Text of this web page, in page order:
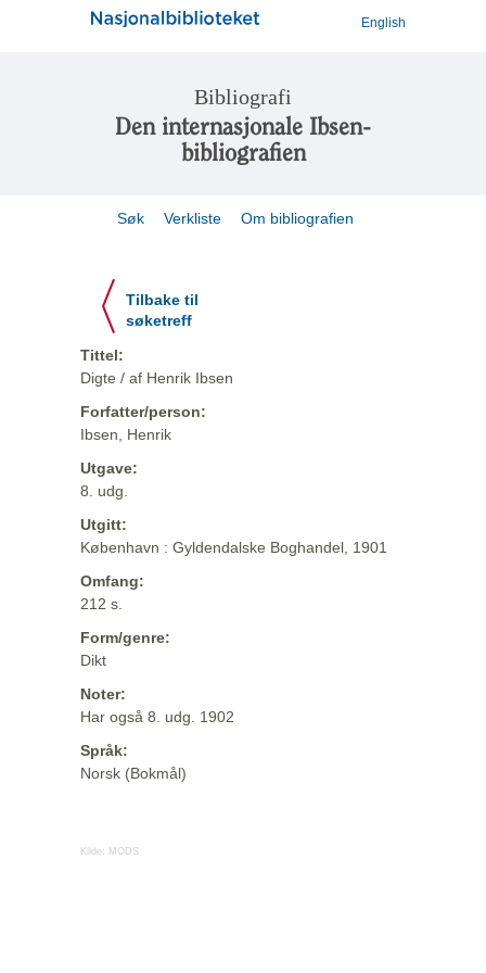
English
Bibliografi
Den internasjonale Ibsen-
bibliografien
Søk Verkliste Om bibliografien
Tilbake til
søketreff
Tittel:
Digte / af Henrik Ibsen
Forfatter/person:
Ibsen, Henrik
Utgave:
8. udg.
Utgitt:
København : Gyldendalske Boghandel, 1901
Omfang:
212 s.
Form/genre:
Dikt
Noter:
Har også 8. udg. 1902
Språk:
Norsk (Bokmål)
Kilde: MODS